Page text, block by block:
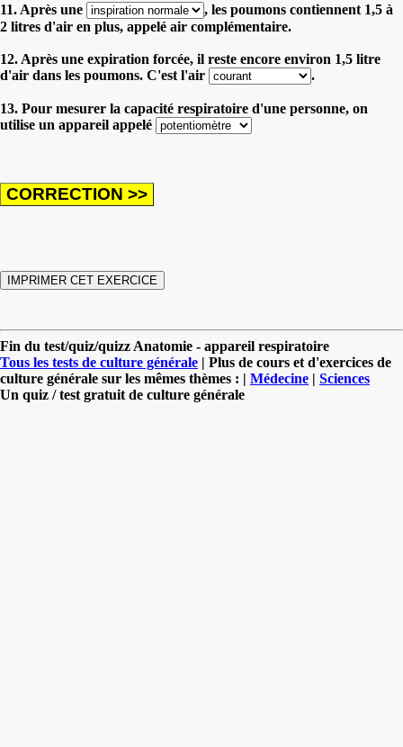
11. Après une
, les poumons contiennent 1,5 à
2 litres d'air en plus, appelé air complémentaire.
12. Après une expiration forcée, il reste encore environ 1,5 litre
d'air dans les poumons. C'est l'air
.
13. Pour mesurer la capacité respiratoire d'une personne, on
utilise un appareil appelé
Fin du test/quiz/quizz Anatomie - appareil respiratoire
Tous les tests de culture générale | Plus de cours et d'exercices de
culture générale sur les mêmes thèmes : | Médecine | Sciences
Un quiz / test gratuit de culture générale